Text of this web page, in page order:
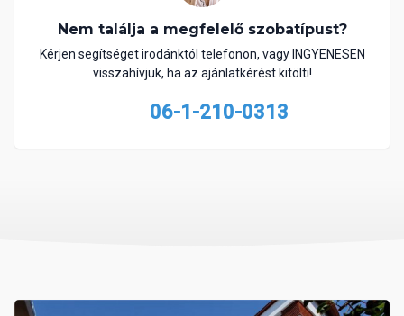
Nem találja a megfelelő szobatípust?
Kérjen segítséget irodánktól telefonon, vagy INGYENESEN
visszahívjuk, ha az ajánlatkérést kitölti!
06-1-210-0313